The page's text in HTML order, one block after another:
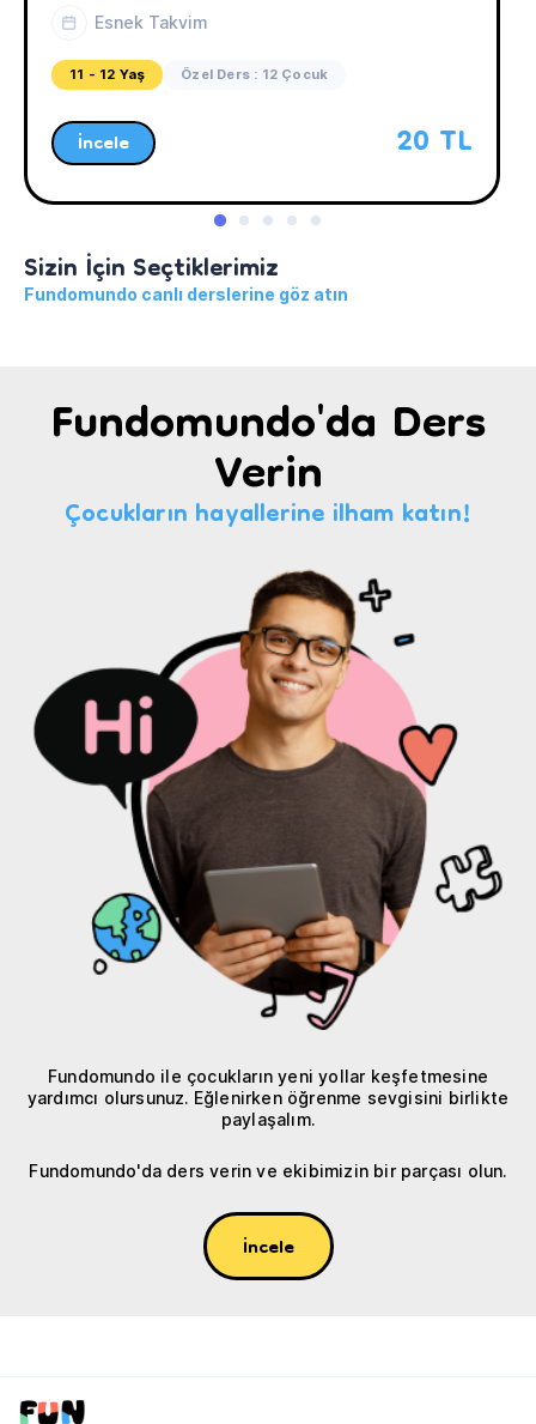
Esnek Takvim
11 - 12 Yaş Özel Ders : 12 Çocuk
İncele 20 TL
Sizin İçin Seçtiklerimiz
Fundomundo canlı derslerine göz atın
Fundomundo'da Ders
Verin
Çocukların hayallerine ilham katın!
Fundomundo ile çocukların yeni yollar keşfetmesine
yardımcı olursunuz. Eğlenirken öğrenme sevgisini birlikte
paylaşalım.
Fundomundo'da ders verin ve ekibimizin bir parçası olun.
İncele